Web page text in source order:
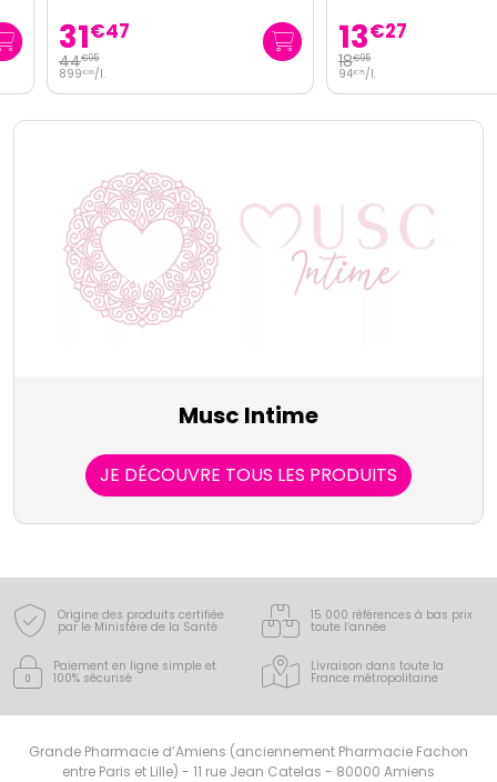
€47
95
00/l.
€27
95
/l.
Musc Intime
JE DÉCOUVRE TOUS LES PRODUITS
Origine des produits certifiée
par le Ministère de la Santé
15 000 références à bas prix
toute l’année
Paiement en ligne simple et
100% sécurisé
Livraison dans toute la
France métropolitaine
Grande Pharmacie d’Amiens (anciennement Pharmacie Fachon
entre Paris et Lille) - 11 rue Jean Catelas - 80000 Amiens